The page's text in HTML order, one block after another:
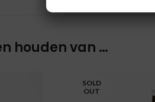
houden van …
SOLD
OUT